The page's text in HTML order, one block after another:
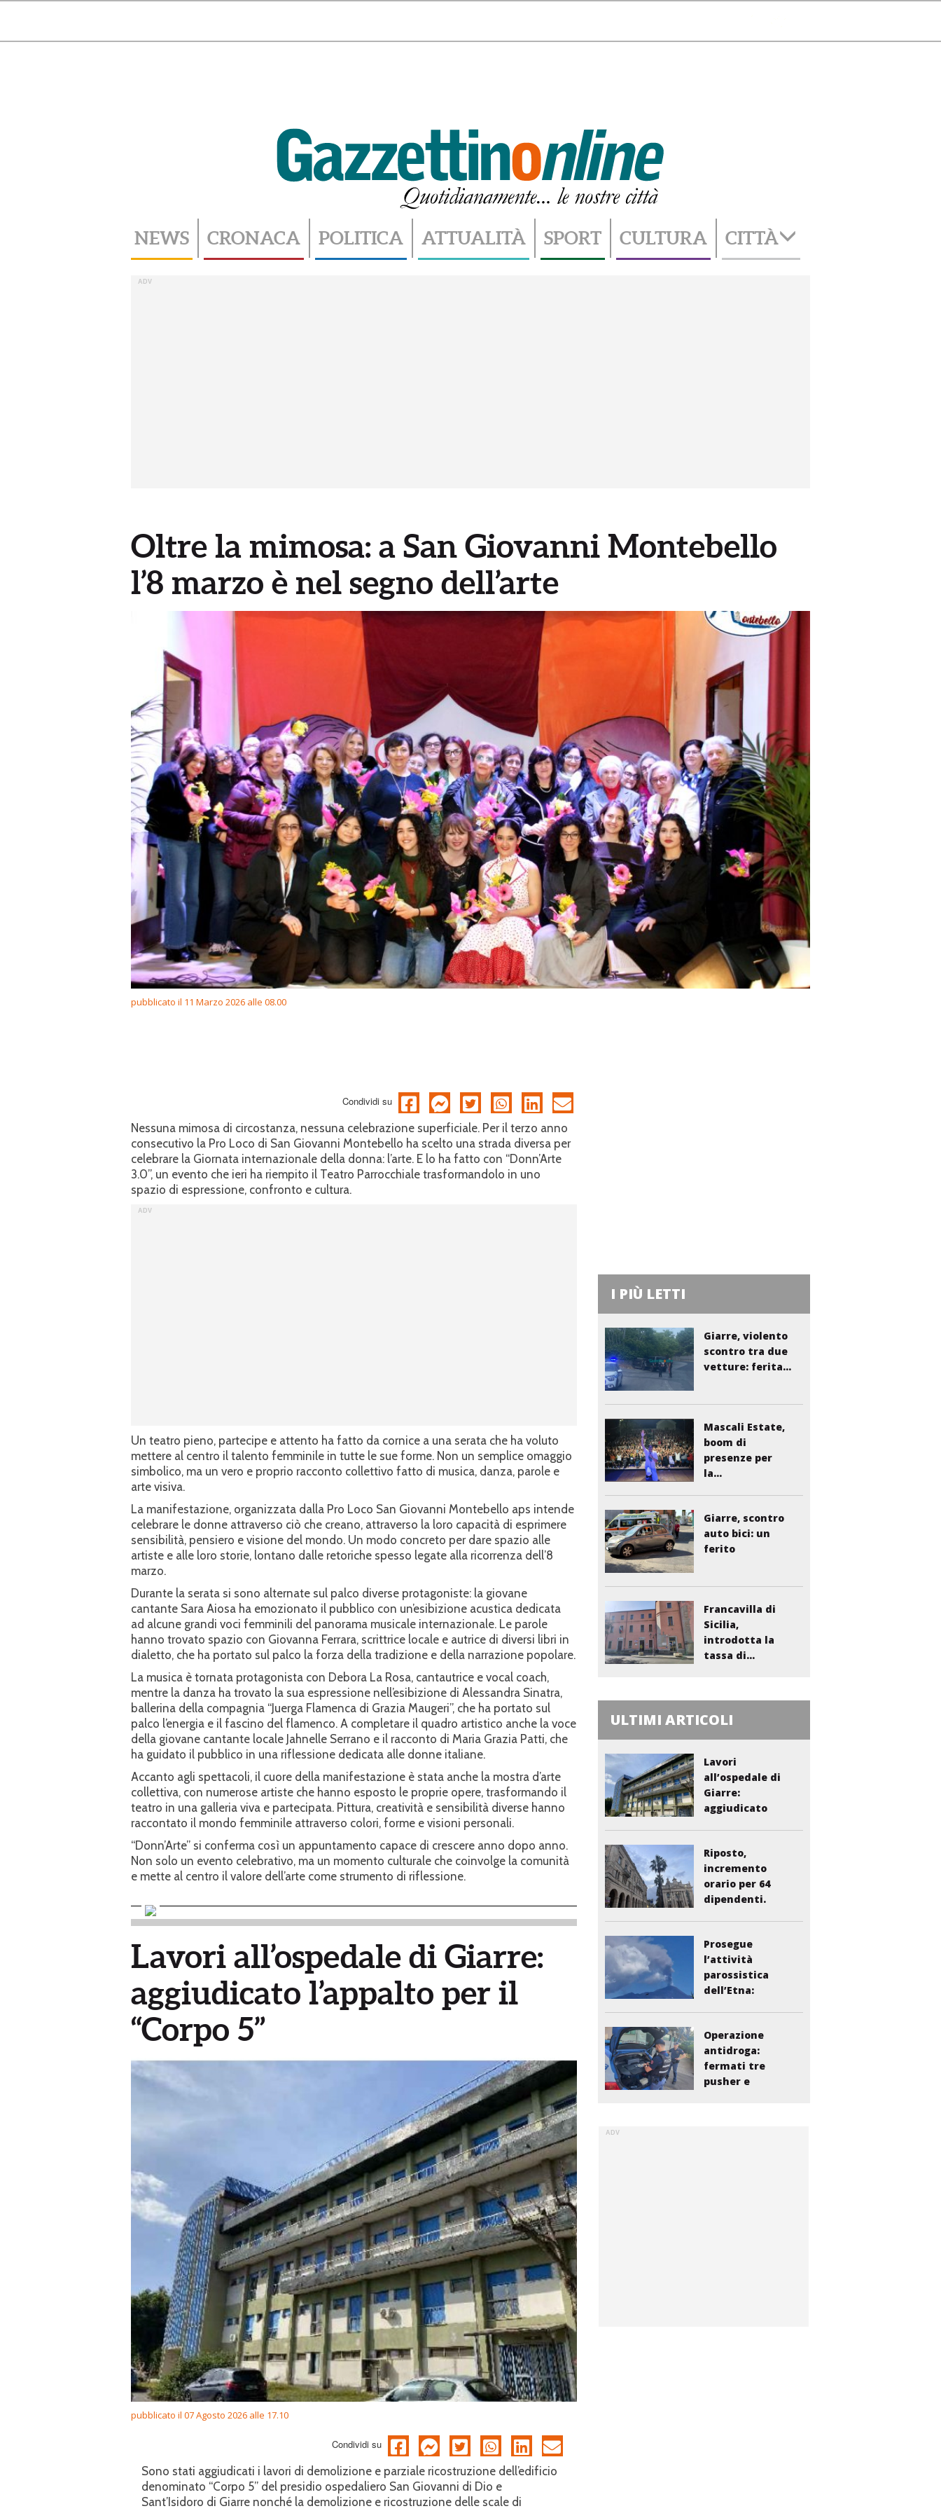
navigation
NEWS CRONACA POLITICA ATTUALITÀ SPORT CULTURA CITTÀ
Oltre la mimosa: a San Giovanni Montebello
l’8 marzo è nel segno dell’arte
pubblicato il 11 Marzo 2026 alle 08.00
Condividi su
Nessuna mimosa di circostanza, nessuna celebrazione superficiale. Per il terzo anno
consecutivo la Pro Loco di San Giovanni Montebello ha scelto una strada diversa per
celebrare la Giornata internazionale della donna: l’arte. E lo ha fatto con “Donn’Arte
3.0”, un evento che ieri ha riempito il Teatro Parrocchiale trasformandolo in uno
spazio di espressione, confronto e cultura.
Un teatro pieno, partecipe e attento ha fatto da cornice a una serata che ha voluto
mettere al centro il talento femminile in tutte le sue forme. Non un semplice omaggio
simbolico, ma un vero e proprio racconto collettivo fatto di musica, danza, parole e
arte visiva.
La manifestazione, organizzata dalla Pro Loco San Giovanni Montebello aps intende
celebrare le donne attraverso ciò che creano, attraverso la loro capacità di esprimere
sensibilità, pensiero e visione del mondo. Un modo concreto per dare spazio alle
artiste e alle loro storie, lontano dalle retoriche spesso legate alla ricorrenza dell’8
marzo.
Durante la serata si sono alternate sul palco diverse protagoniste: la giovane
cantante Sara Aiosa ha emozionato il pubblico con un’esibizione acustica dedicata
ad alcune grandi voci femminili del panorama musicale internazionale. Le parole
hanno trovato spazio con Giovanna Ferrara, scrittrice locale e autrice di diversi libri in
dialetto, che ha portato sul palco la forza della tradizione e della narrazione popolare.
La musica è tornata protagonista con Debora La Rosa, cantautrice e vocal coach,
mentre la danza ha trovato la sua espressione nell’esibizione di Alessandra Sinatra,
ballerina della compagnia “Juerga Flamenca di Grazia Maugeri”, che ha portato sul
palco l’energia e il fascino del flamenco. A completare il quadro artistico anche la voce
della giovane cantante locale Jahnelle Serrano e il racconto di Maria Grazia Patti, che
ha guidato il pubblico in una riflessione dedicata alle donne italiane.
Accanto agli spettacoli, il cuore della manifestazione è stata anche la mostra d’arte
collettiva, con numerose artiste che hanno esposto le proprie opere, trasformando il
teatro in una galleria viva e partecipata. Pittura, creatività e sensibilità diverse hanno
raccontato il mondo femminile attraverso colori, forme e visioni personali.
“Donn’Arte” si conferma così un appuntamento capace di crescere anno dopo anno.
Non solo un evento celebrativo, ma un momento culturale che coinvolge la comunità
e mette al centro il valore dell’arte come strumento di riflessione.
Lavori all’ospedale di Giarre:
aggiudicato l’appalto per il
“Corpo 5”
pubblicato il 07 Agosto 2026 alle 17.10
Condividi su
Sono stati aggiudicati i lavori di demolizione e parziale ricostruzione dell’edificio
denominato “Corpo 5” del presidio ospedaliero San Giovanni di Dio e
Sant’Isidoro di Giarre nonché la demolizione e ricostruzione delle scale di
I PIÙ LETTI
Giarre, violento
scontro tra due
vetture: ferita...
Mascali Estate,
boom di
presenze per
la...
Giarre, scontro
auto bici: un
ferito
Francavilla di
Sicilia,
introdotta la
tassa di...
ULTIMI ARTICOLI
Lavori
all’ospedale di
Giarre:
aggiudicato
Riposto,
incremento
orario per 64
dipendenti.
Prosegue
l’attività
parossistica
dell’Etna:
Operazione
antidroga:
fermati tre
pusher e